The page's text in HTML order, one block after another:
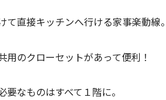
直接キッチンへ行ける家事楽動線。
のクローセットがあって便利！
なものはすべて１階に。